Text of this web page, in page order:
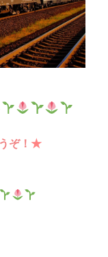
ぞ！ ★